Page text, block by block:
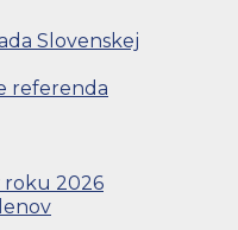
Slovenskej
referenda
roku 2026